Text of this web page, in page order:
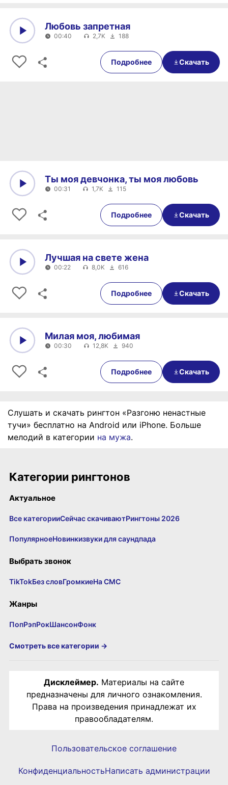
00:40
Любовь запретная
00:40 2,7K 188
Подробнее Скачать
00:31
Ты моя девчонка, ты моя любовь
00:31 1,7K 115
Подробнее Скачать
00:22
Лучшая на свете жена
00:22 8,0K 616
Подробнее Скачать
00:30
Милая моя, любимая
00:30 12,8K 940
Подробнее Скачать
Слушать и скачать рингтон «Разгоню ненастные
тучи» бесплатно на Android или iPhone. Больше
мелодий в категории на мужа.
Категории рингтонов
Актуальное
Все категорииСейчас скачиваютРингтоны 2026
ПопулярноеНовинкизвуки для саундпада
Выбрать звонок
TikTokБез словГромкиеНа СМС
Жанры
ПопРэпРокШансонФонк
Смотреть все категории →
Дисклеймер. Материалы на сайте
предназначены для личного ознакомления.
Права на произведения принадлежат их
правообладателям.
Пользовательское соглашение
КонфиденциальностьНаписать администрации